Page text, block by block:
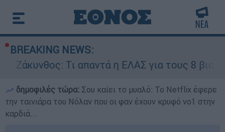
BREAKING NEWS:
Τι απαντά η ΕΛΑΣ για τους 8 βιασμούς
δημοφιλές τώρα: Σου καίει το μυαλό: Το Netflix έφερε
την ταινιάρα του Νόλαν που οι φαν έχουν κρυφό νο1 στην
καρδιά...